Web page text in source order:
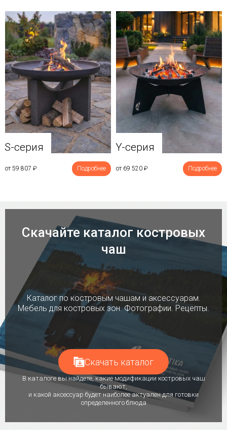
S-серия
от 59 807 ₽ Подробнее
Y-серия
от 69 520 ₽ Подробнее
Скачайте каталог костровых
чаш
Каталог по костровым чашам и аксессуарам.
Мебель для костровых зон. Фотографии. Рецепты.
Скачать каталог
В каталоге вы найдете, какие модификации костровых чаш
бывают,
и какой аксессуар будет наиболее актуален для готовки
определенного блюда